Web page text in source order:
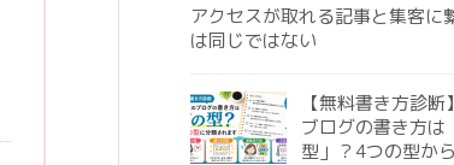
アクセスが取れる記事と集客に
は同じではない
【無料書き方診
ブログの書き方は
型」？4つの型か